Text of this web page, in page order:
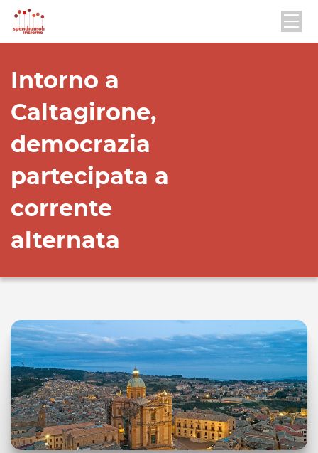
Intorno a
Caltagirone,
democrazia
partecipata a
corrente
alternata